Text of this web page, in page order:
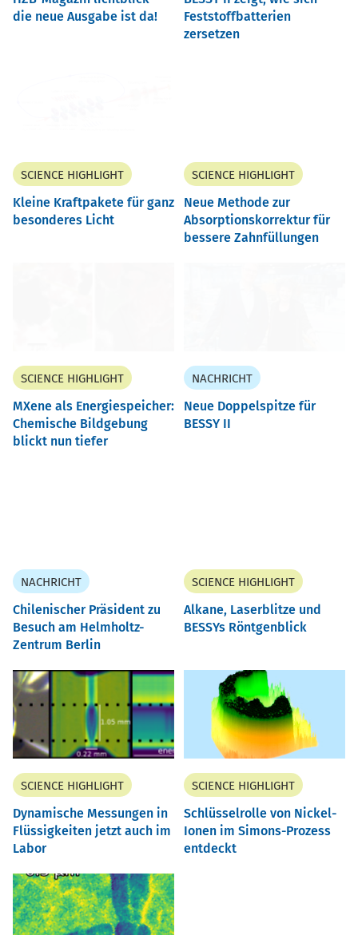
die neue Ausgabe ist da!
Feststoffbatterien
zersetzen
SCIENCE HIGHLIGHT
Kleine Kraftpakete für ganz
besonderes Licht
SCIENCE HIGHLIGHT
Neue Methode zur
Absorptionskorrektur für
bessere Zahnfüllungen
SCIENCE HIGHLIGHT
MXene als Energiespeicher:
Chemische Bildgebung
blickt nun tiefer
NACHRICHT
Neue Doppelspitze für
BESSY II
NACHRICHT
Chilenischer Präsident zu
Besuch am Helmholtz-
Zentrum Berlin
SCIENCE HIGHLIGHT
Alkane, Laserblitze und
BESSYs Röntgenblick
SCIENCE HIGHLIGHT
Dynamische Messungen in
Flüssigkeiten jetzt auch im
Labor
SCIENCE HIGHLIGHT
Schlüsselrolle von Nickel-
Ionen im Simons-Prozess
entdeckt